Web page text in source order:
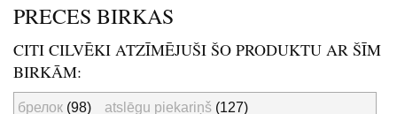
PRECES BIRKAS
CITI CILVĒKI ATZĪMĒJUŠI ŠO PRODUKTU AR ŠĪM
BIRKĀM:
брелок (98) atslēgu piekariņš (127)